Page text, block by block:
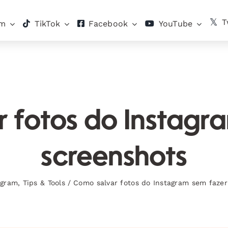
TikTok Facebook YouTube
fotos do
screenshots
, Tips & Tools / Como salvar fotos do Instagram sem